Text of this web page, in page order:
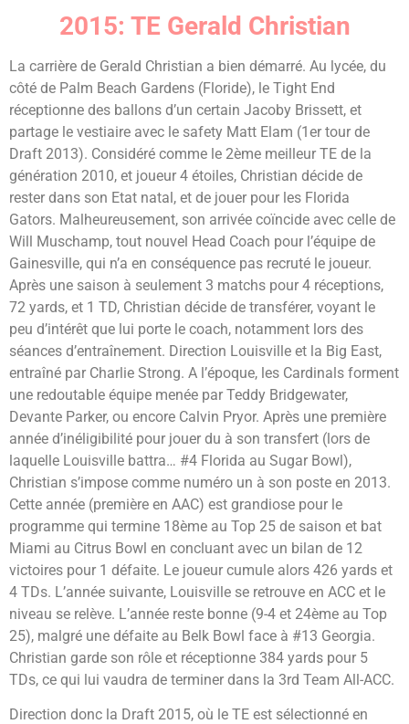
2015: TE Gerald Christian
La carrière de Gerald Christian a bien démarré. Au lycée, du
côté de Palm Beach Gardens (Floride), le Tight End
réceptionne des ballons d’un certain Jacoby Brissett, et
partage le vestiaire avec le safety Matt Elam (1er tour de
Draft 2013). Considéré comme le 2ème meilleur TE de la
génération 2010, et joueur 4 étoiles, Christian décide de
rester dans son Etat natal, et de jouer pour les Florida
Gators. Malheureusement, son arrivée coïncide avec celle de
Will Muschamp, tout nouvel Head Coach pour l’équipe de
Gainesville, qui n’a en conséquence pas recruté le joueur.
Après une saison à seulement 3 matchs pour 4 réceptions,
72 yards, et 1 TD, Christian décide de transférer, voyant le
peu d’intérêt que lui porte le coach, notamment lors des
séances d’entraînement. Direction Louisville et la Big East,
entraîné par Charlie Strong. A l’époque, les Cardinals forment
une redoutable équipe menée par Teddy Bridgewater,
Devante Parker, ou encore Calvin Pryor. Après une première
année d’inéligibilité pour jouer du à son transfert (lors de
laquelle Louisville battra… #4 Florida au Sugar Bowl),
Christian s’impose comme numéro un à son poste en 2013.
Cette année (première en AAC) est grandiose pour le
programme qui termine 18ème au Top 25 de saison et bat
Miami au Citrus Bowl en concluant avec un bilan de 12
victoires pour 1 défaite. Le joueur cumule alors 426 yards et
4 TDs. L’année suivante, Louisville se retrouve en ACC et le
niveau se relève. L’année reste bonne (9-4 et 24ème au Top
25), malgré une défaite au Belk Bowl face à #13 Georgia.
Christian garde son rôle et réceptionne 384 yards pour 5
TDs, ce qui lui vaudra de terminer dans la 3rd Team All-ACC.
Direction donc la Draft 2015, où le TE est sélectionné en